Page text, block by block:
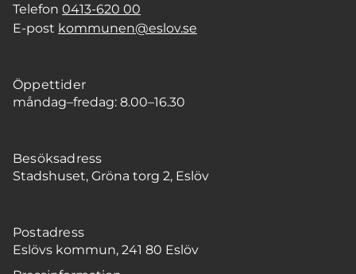
Telefon 0413-620 00
E-post kommunen@eslov.se
Öppettider
måndag–fredag: 8.00–16.30
Besöksadress
Stadshuset, Gröna torg 2, Eslöv
Postadress
Eslövs kommun, 241 80 Eslöv